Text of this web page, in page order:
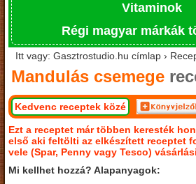
Vitaminok
Régi magyar márkák
Itt vagy: Gasztrostudio.hu címlap ›
Mandulás csemege
Kedvenc receptek közé
Ezt a receptet már többen keresték
első aki feltölti az elkészített receptet
vele (Spar, Penny vagy Tesco)
Mi kellhet hozzá? Alapanyagok: